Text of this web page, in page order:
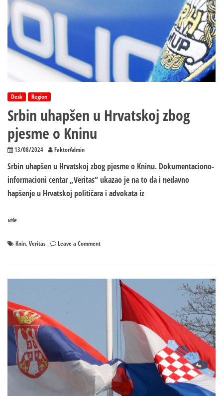
Desk Region
Srbin uhapšen u Hrvatskoj zbog
pjesme o Kninu
13/08/2024 FaktorAdmin
Srbin uhapšen u Hrvatskoj zbog pjesme o Kninu. Dokumentaciono-
informacioni centar „Veritas“ ukazao je na to da i nedavno
hapšenje u Hrvatskoj političara i advokata iz
više
Knin, Veritas Leave a Commenton
Hrvatskoj